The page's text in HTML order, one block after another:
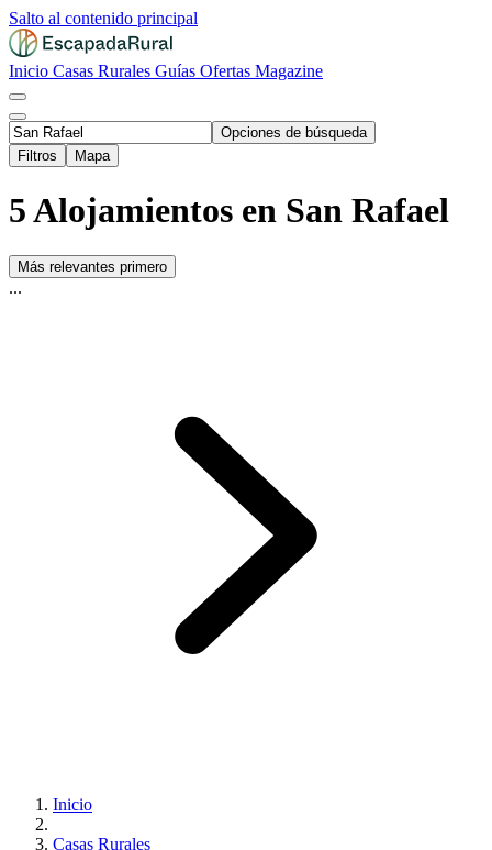
Salto al contenido principal
Inicio Casas Rurales Guías Ofertas Magazine
Opciones de búsqueda
Filtros
Mapa
5 Alojamientos en San Rafael
Más relevantes primero
...
Inicio
Casas Rurales